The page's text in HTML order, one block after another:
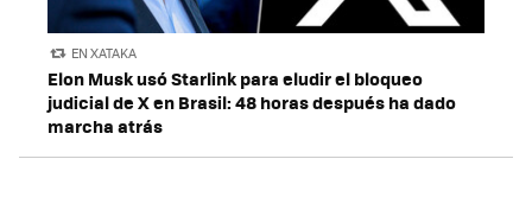
EN XATAKA
Elon Musk usó Starlink para eludir el bloqueo
judicial de X en Brasil: 48 horas después ha dado
marcha atrás